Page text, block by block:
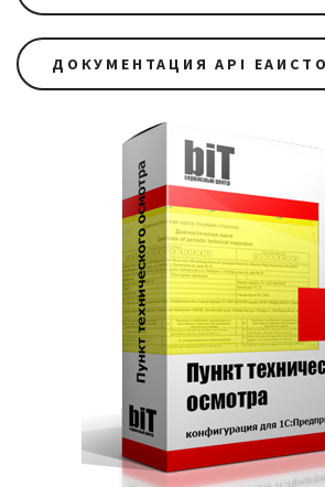
ДОКУМЕНТАЦИЯ API